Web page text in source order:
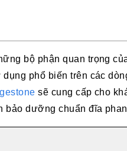
bộ phận quan trọng
phổ biến trên các
sẽ cung cấp cho
bảo dưỡng chuẩn đĩa